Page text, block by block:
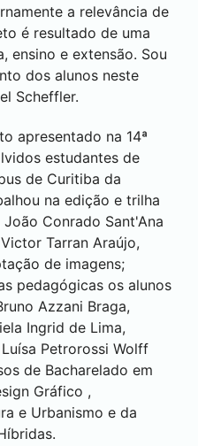
a relevância de
é resultado de uma
ensino e extensão. Sou
dos alunos neste
Scheffler.
apresentado na 14ª
estudantes de
de Curitiba da
na edição e trilha
Conrado Sant'Ana
Tarran Araújo,
de imagens;
pedagógicas os alunos
Azzani Braga,
Ingrid de Lima,
Petrorossi Wolff
de Bacharelado em
Gráfico ,
e Urbanismo e da